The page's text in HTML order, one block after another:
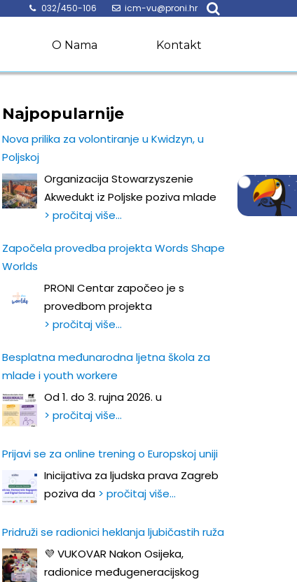
032/450-106 icm-vu@proni.hr
O Nama Kontakt
Najpopularnije
Nova prilika za volontiranje u Kwidzyn, u
Poljskoj
Organizacija Stowarzyszenie
Akwedukt iz Poljske poziva mlade
> pročitaj više…
Započela provedba projekta Words Shape
Worlds
PRONI Centar započeo je s
provedbom projekta
> pročitaj više…
Besplatna međunarodna ljetna škola za
mlade i youth workere
Od 1. do 3. rujna 2026. u
> pročitaj više…
Prijavi se za online trening o Europskoj uniji
Inicijativa za ljudska prava Zagreb
poziva da > pročitaj više…
Pridruži se radionici heklanja ljubičastih ruža
💜 VUKOVAR Nakon Osijeka,
radionice međugeneracijskog